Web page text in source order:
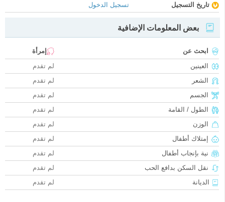
تاريخ التسجيل
تسجيل الدخول
بعض المعلومات الإضافية
ابحث عن
إمرأة
العينين
لم تقدم
الشعر
لم تقدم
الجسم
لم تقدم
الطول / القامة
لم تقدم
الوزن
لم تقدم
إمتلاك أطفال
لم تقدم
نية بإنجاب أطفال
لم تقدم
نقل السكن بدافع الحب
لم تقدم
الديانة
لم تقدم